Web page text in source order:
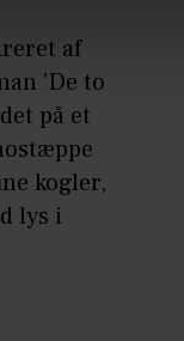
af
'De to
på et
kogler,
lys i